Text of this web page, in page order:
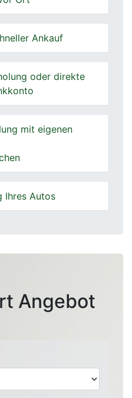
Ankauf
oder direkte
mit eigenen
Ihres Autos
Angebot